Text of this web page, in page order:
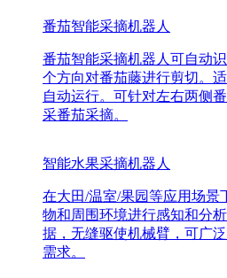
番茄智能采摘机器人
番茄智能采摘机器人可自动
个方向对番茄藤进行剪切。
自动运行。可针对左右两侧
采番茄采摘。
智能水果采摘机器人
在大田/温室/果园等应用场景
物和周围环境进行感知和分
据，无缝驱使机械臂，可广
需求。